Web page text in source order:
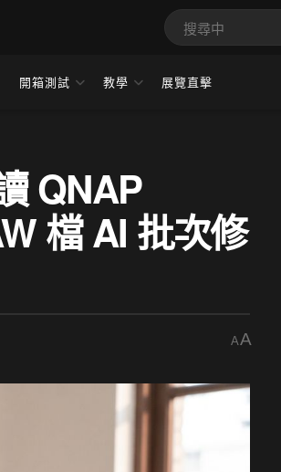
開箱測試 教學 展覽直擊
QNAP
檔 AI 批次修
AA